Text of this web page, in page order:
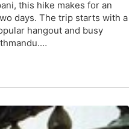
this hike makes for an
days. The trip starts with a
hangout and busy